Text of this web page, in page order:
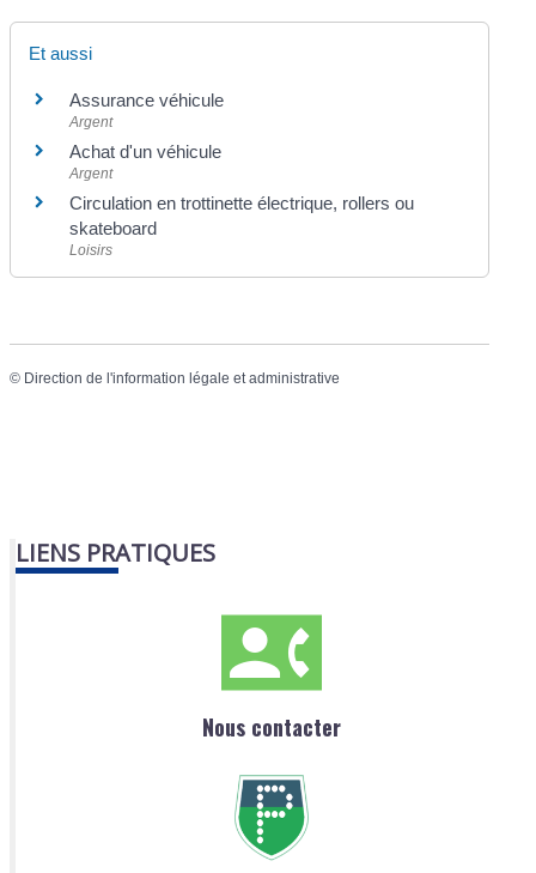
Et aussi
Assurance véhicule
Argent
Achat d'un véhicule
Argent
Circulation en trottinette électrique, rollers ou
skateboard
Loisirs
© Direction de l'information légale et administrative
LIENS PRATIQUES
Nous contacter